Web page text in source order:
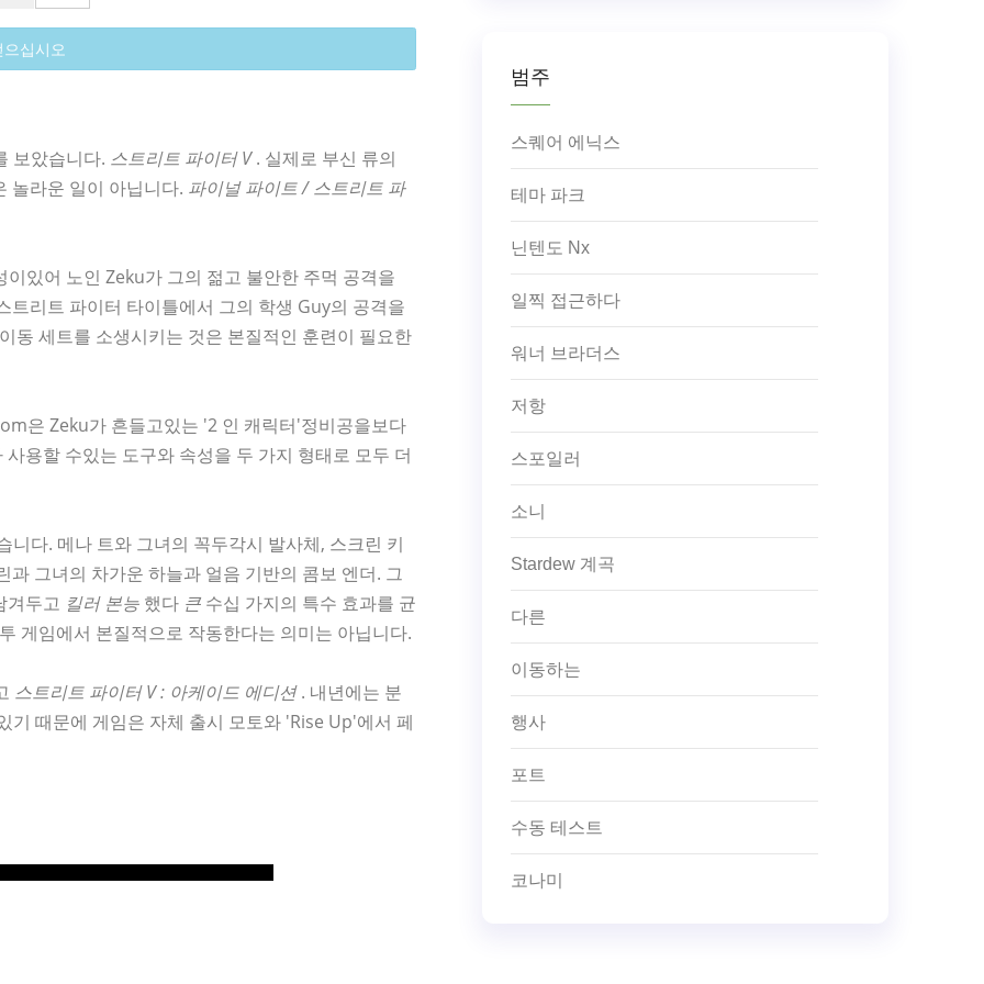
십시오
보았습니다. 스트리트 파이터 V. 실제로 부신 류의
놀라운 일이 아닙니다. 파이널 파이트 / 스트리트 파
있어 노인 Zeku가 그의 젊고 불안한 주먹 공격을
리트 파이터 타이틀에서 그의 학생 Guy의 공격을
동 세트를 소생시키는 것은 본질적인 훈련이 필요한
은 Zeku가 흔들고있는 '2 인 캐릭터'정비공을보다
용할 수있는 도구와 속성을 두 가지 형태로 모두 더
다. 메나 트와 그녀의 꼭두각시 발사체, 스크린 키
그녀의 차가운 하늘과 얼음 기반의 콤보 엔더. 그
겨두고 킬러 본능 했다 큰 수십 가지의 특수 효과를 균
게임에서 본질적으로 작동한다는 의미는 아닙니다.
스트리트 파이터 V : 아케이드 에디션. 내년에는 분
때문에 게임은 자체 출시 모토와 'Rise Up'에서 페
범주
스퀘어 에닉스
테마 파크
닌텐도 Nx
일찍 접근하다
워너 브라더스
저항
스포일러
소니
Stardew 계곡
다른
이동하는
행사
포트
수동 테스트
코나미